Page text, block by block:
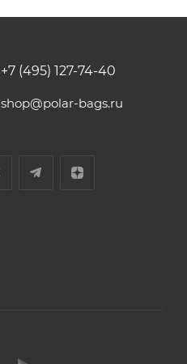
+7 (495) 127-74-40
shop@polar-bags.ru